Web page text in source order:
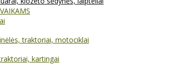
traktoriai, motociklai
kartingai